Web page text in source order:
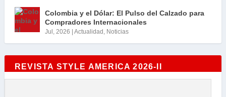
Colombia y el Dólar: El Pulso del Calzado para
Compradores Internacionales
Jul, 2026 Actualidad , Noticias
REVISTA STYLE AMERICA 2026-II